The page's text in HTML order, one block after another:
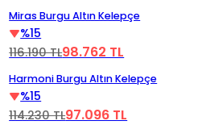
%15 İndirim
Miras Burgu Altın Kelepçe
%15
116.190 TL98.762 TL
%15 İndirim
Harmoni Burgu Altın Kelepçe
%15
114.230 TL97.096 TL